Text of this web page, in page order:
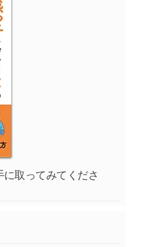
取ってみてくださ